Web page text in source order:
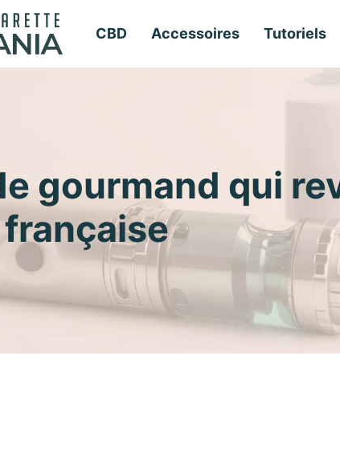
CBD Accessoires Tutoriels
gourmand qui